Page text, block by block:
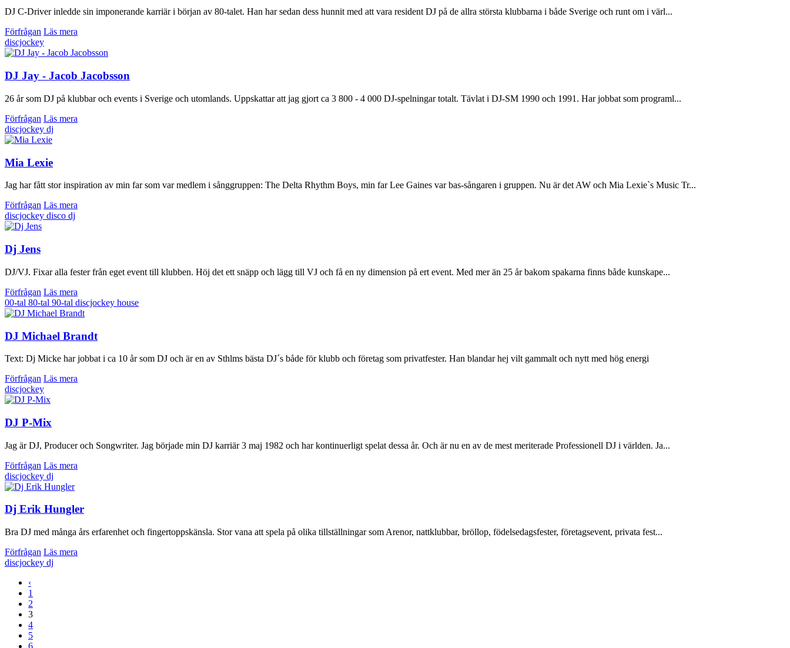
DJ C-Driver inledde sin imponerande karriär i början av 80-talet. Han har sedan dess hunnit med att vara resident DJ på de allra största klubbarna i både Sverige och runt om i värl...
Förfrågan Läs mera
discjockey
DJ Jay - Jacob Jacobsson
26 år som DJ på klubbar och events i Sverige och utomlands. Uppskattar att jag gjort ca 3 800 - 4 000 DJ-spelningar totalt. Tävlat i DJ-SM 1990 och 1991. Har jobbat som programl...
Förfrågan Läs mera
discjockey dj
Mia Lexie
Jag har fått stor inspiration av min far som var medlem i sånggruppen: The Delta Rhythm Boys, min far Lee Gaines var bas-sångaren i gruppen. Nu är det AW och Mia Lexie`s Music Tr...
Förfrågan Läs mera
discjockey disco dj
Dj Jens
DJ/VJ. Fixar alla fester från eget event till klubben. Höj det ett snäpp och lägg till VJ och få en ny dimension på ert event. Med mer än 25 år bakom spakarna finns både kunskape...
Förfrågan Läs mera
00-tal 80-tal 90-tal discjockey house
DJ Michael Brandt
Text: Dj Micke har jobbat i ca 10 år som DJ och är en av Sthlms bästa DJ´s både för klubb och företag som privatfester. Han blandar hej vilt gammalt och nytt med hög energi
Förfrågan Läs mera
discjockey
DJ P-Mix
Jag är DJ, Producer och Songwriter. Jag började min DJ karriär 3 maj 1982 och har kontinuerligt spelat dessa år. Och är nu en av de mest meriterade Professionell DJ i världen. Ja...
Förfrågan Läs mera
discjockey dj
Dj Erik Hungler
Bra DJ med många års erfarenhet och fingertoppskänsla. Stor vana att spela på olika tillställningar som Arenor, nattklubbar, bröllop, födelsedagsfester, företagsevent, privata fest...
Förfrågan Läs mera
discjockey dj
‹
1
2
3
4
5
6